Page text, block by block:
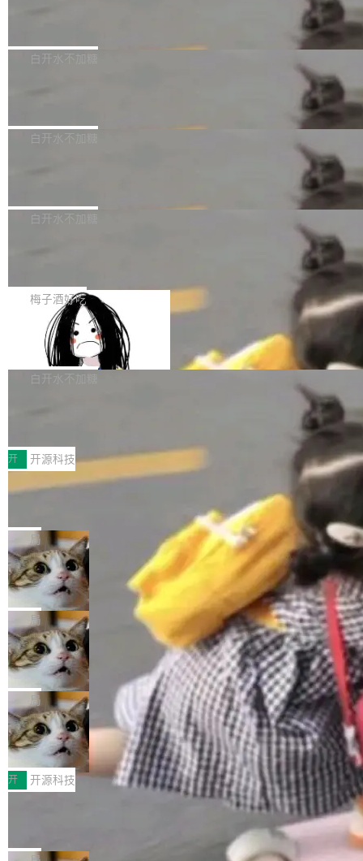
不得生成涉及安全性的关键变更，除非作者本身
36个月。 公告显示，本次宇树科技战略配售对
员工参与设立的专项资产管理计划。其中，Dee
获配9...
Bug fixes and enhancements 修复多次传递同
一个回归问题，该问题导致拉取镜像时会拒绝包
题，该问题可能导致在旧版 Linux 内核...
白开水不加糖
e 孵化器项目管理委员会（IPMC）投票中获得
P）！这一里程碑不仅标志着 Fluss 迈入新的发
白开水不加糖
长期停止内容更新，未能实现其作为“AI版维基百
提交的编辑请求也长期处于待处理状态。 Groki
pedia 于去年底上线，定位为由人工智能生成内
容的百科平台，被马斯克视为传统众包百科网站
维基百科的替代方案。Lawfare 调查发现，无论
热门页面还是低关注度页面，均未出现近期更
白开水不加糖
是这样的：配 MessageSource 的 Bean、写 R
eloadableResourceBundleMessageSource、
声明 LocaleResolver、注册 LocaleChangeInt
erceptor…五六步之后才能看到第一行翻译文
本。 Solon 换了个方式。整个 i18n 模块围绕三
梅子酒好吃
Apache Doris 4.1 全面增强 Iceberg：
支持 UPDATE、MERGE INTO 与 Iceb
erg V3
Apache Doris 4.1 要补齐的，正是缺失的那一
半。在已有查询能力的基础上，Doris 进一步支
常维护操作，并完整支持 Iceberg V3 格式。
白开水不加糖
村国家自主创新示范区会议中心开幕。本届大会
由中关村智联软件服务业质量创新联盟主办，以
“智构可信·质创未来——AI原生时代的质量新范
式”为主题，直面AI从实验室走向规模化产业落地
的核心质量命题。会上，《2026智能研发生产力
工具选型手册》发布，Testin云测的Testin XAge
nt智能测试系统入选AI测试领域代表产品。对CI
O而言，这提示了一个转变：AI测试正在从效率
工具升级为企业的质量基础设施。 CIO面对的新
现实 过去两年，CIO们的焦虑清单上多了两项：
一是如何让大模型和智能体应用安全地从PoC走
向生产，二是如何让测试团队跟得上AI应用...
开 开源科技
让非法状态不可表示：一篇关于 ADT
有一种东西，一旦用过就回不去了。Alex Fedos
eev 管它叫"软件设计的基石"。 他说的东西不新
鲜——代数数据类型（ADT），尤其是和类型
（sum type）。但他说清楚了一件事：这不是类
型系统的学术体操，是日常编码的思维方式。 文
章从一个简单的例子切入。一个网站的深色主题
设置，如果用布尔值 + 可空字段来表示——bool
ean 表示是否可切换，nullable 的默认模式、浅
色方案、深色方案——会产生大量无意义的组
合。方案缺了、配置冲突了、全 null 了。要知道
哪些组合有效，作者说，你得靠"文档、校验、或
者部落知识"。 换个写法。Rust 的 enum，两个
变体：Switchable...
局
Cloudflare 开源内部企业 AI 平台 Clou
dflare OS
Cloudflare 发布了一个开源项目 Cloudflare O
S。如果你只看官方博客，你会觉得这是又一
个"AI 知识库 + 聊天机器人"——每个大厂都在
做，没什么新鲜的。 但 Kenton Varda 在 Twitte
r 上把事情说清楚了： 今天我们发布了 Cloudfla
re OS，一个带连接器的聊天机器人，跟其他所
有科技公司做的一样。只不过，实际上它不一
样。这是 Sandstorm.io 的重制版，我十年前的
那个创业公司。不同的是，这次它构建在 Cloudf
lare Workers 上——我花了九年时间搭建的平台
——并且深度集成了 AI。这基本上是我十年秘密
局
Deno 团队开源 Celld，可自托管的分
布式 Durable Objects
Ryan Dahl 领导的 Deno 团队推出了最新开源项
目 Celld，一个能在自己机器上运行 Cloudflare
Workers 和 Durable Objects 的守护进程。 设
计思路很直接：每个对象是一个独立的 SQLite
数据库，按名称寻址，复制到你自己的 S3 兼容
存储库里。节点之间只通过这个存储库协调——
没有控制平面，没有共识协议。每个对象自带一
个小型数据库，应用天然按分片构建，单个数据
库的竞争和爆炸半径问题在设计层面就被消除
了。 闲置的 cell 会休眠到几乎不占资源。当 cel
局
鲁大师7月新机性能/流畅/AI榜：vivo夺
性能、流畅双第一，三星Galaxy Z系列
新折叠缺席
2026年7月的手机市场，由于存储等硬件成本暴
增，手机厂商的日子也不好过啊，新机速度明显
放缓，因此硝烟味淡了许多。新机参数规格除开
Fold8 / Z Flip8）外，其余要么是中低端机器，
例如iQOO Z11i、REDMI Note 17、REDMI No
开 开源科技
Zed 编辑器团队发布了新项目——DeltaDB，一
个在 git commit 之间记录每一次编辑操作的版